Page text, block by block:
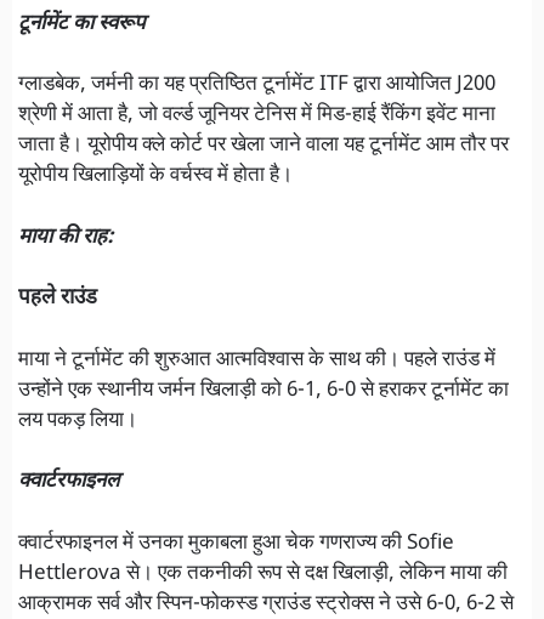
टूर्नामेंट का स्वरूप
ग्लाडबेक, जर्मनी का यह प्रतिष्ठित टूर्नामेंट ITF द्वारा आयोजित J200
श्रेणी में आता है, जो वर्ल्ड जूनियर टेनिस में मिड-हाई रैंकिंग इवेंट माना
जाता है। यूरोपीय क्ले कोर्ट पर खेला जाने वाला यह टूर्नामेंट आम तौर पर
यूरोपीय खिलाड़ियों के वर्चस्व में होता है।
माया की राह:
पहले राउंड
माया ने टूर्नामेंट की शुरुआत आत्मविश्वास के साथ की। पहले राउंड में
उन्होंने एक स्थानीय जर्मन खिलाड़ी को 6-1, 6-0 से हराकर टूर्नामेंट का
लय पकड़ लिया।
क्वार्टरफाइनल
क्वार्टरफाइनल में उनका मुकाबला हुआ चेक गणराज्य की Sofie
Hettlerova से। एक तकनीकी रूप से दक्ष खिलाड़ी, लेकिन माया की
आक्रामक सर्व और स्पिन-फोकस्ड ग्राउंड स्ट्रोक्स ने उसे 6-0, 6-2 से